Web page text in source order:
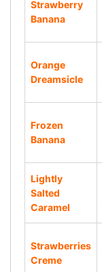
Strawberry
Banana
Orange
Dreamsicle
Frozen
Banana
Lightly
Salted
Caramel
Strawberries
Creme